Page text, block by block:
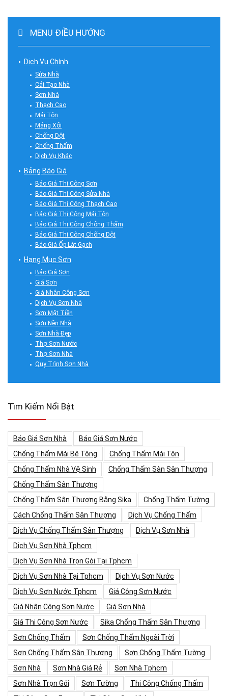
MENU ĐIỀU HƯỚNG
Dịch Vụ Chính
Sửa Nhà
Cải Tạo Nhà
Sơn Nhà
Thạch Cao
Mái Tôn
Máng Xối
Chống Dột
Chống Thấm
Dịch Vụ Khác
Bảng Báo Giá
Báo Giá Thi Công Sơn
Báo Giá Thi Công Sửa Nhà
Báo Giá Thi Công Thạch Cao
Báo Giá Thi Công Mái Tôn
Báo Giá Thi Công Chống Thấm
Báo Giá Thi Công Chống Dột
Báo Giá Ốp Lát Gạch
Hạng Mục Sơn
Báo Giá Sơn
Giá Sơn
Giá Nhân Công Sơn
Dịch Vụ Sơn Nhà
Sơn Mặt Tiền
Sơn Nền Nhà
Sơn Nhà Đẹp
Thợ Sơn Nước
Thợ Sơn Nhà
Quy Trình Sơn Nhà
Tìm Kiếm Nổi Bật
Báo Giá Sơn Nhà
Báo Giá Sơn Nước
Chống Thấm Mái Bê Tông
Chống Thấm Mái Tôn
Chống Thấm Nhà Vệ Sinh
Chống Thấm Sàn Sân Thượng
Chống Thấm Sân Thượng
Chống Thấm Sân Thượng Bằng Sika
Chống Thấm Tường
Cách Chống Thấm Sân Thượng
Dịch Vụ Chống Thấm
Dịch Vụ Chống Thấm Sân Thượng
Dịch Vụ Sơn Nhà
Dịch Vụ Sơn Nhà Tphcm
Dịch Vụ Sơn Nhà Trọn Gói Tại Tphcm
Dịch Vụ Sơn Nhà Tại Tphcm
Dịch Vụ Sơn Nước
Dịch Vụ Sơn Nước Tphcm
Giá Công Sơn Nước
Giá Nhân Công Sơn Nước
Giá Sơn Nhà
Giá Thi Công Sơn Nước
Sika Chống Thấm Sân Thượng
Sơn Chống Thấm
Sơn Chống Thấm Ngoài Trời
Sơn Chống Thấm Sân Thượng
Sơn Chống Thấm Tường
Sơn Nhà
Sơn Nhà Giá Rẻ
Sơn Nhà Tphcm
Sơn Nhà Trọn Gói
Sơn Tường
Thi Công Chống Thấm